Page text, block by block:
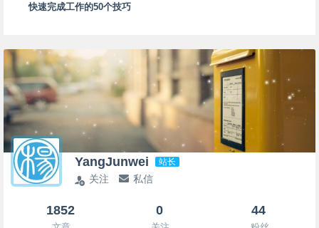
快速完成工作的50个技巧
YangJunwei 站长
关注 私信
1852 0 44